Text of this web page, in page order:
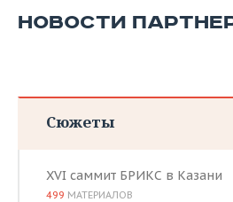
НОВОСТИ
Сюжеты
XVI саммит БРИКС в Казани
499 МАТЕРИАЛОВ